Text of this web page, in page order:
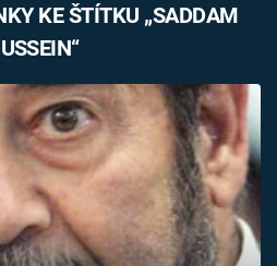
KE ŠTÍTKU „SADDAM